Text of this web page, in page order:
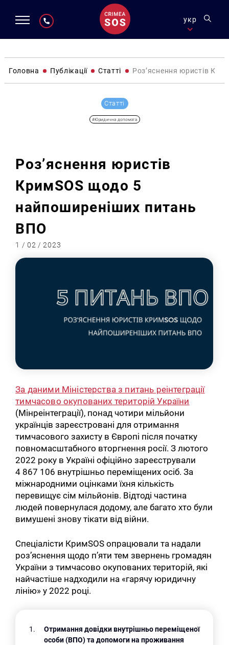
укр
Головна Публікації Статті Роз’яснення юристів
Статті
#Юридична допомога
Роз’яснення юристів
КримSOS щодо 5
найпоширеніших питань
ВПО
1 / 02 / 2023
За даними Міністерства з питань реінтеграції
тимчасово окупованих територій України
(Мінреінтеграції), понад чотири мільйони
українців зареєстровані для отримання
тимчасового захисту в Європі після початку
повномасштабного вторгнення росії. З лютого
2022 року в Україні офіційно зареєстрували
4 867 106 внутрішньо переміщених осіб. За
міжнародними оцінками їхня кількість
перевищує сім мільйонів. Відтоді частина
людей повернулася додому, але багато хто були
вимушені знову тікати від війни.
Спеціалісти КримSOS опрацювали та надали
роз’яснення щодо п’яти тем звернень громадян
України з тимчасово окупованих територій, які
найчастіше надходили на «гарячу юридичну
лінію» у 2022 році.
Отримання довідки внутрішньо переміщеної
особи (ВПО) та допомоги на проживання